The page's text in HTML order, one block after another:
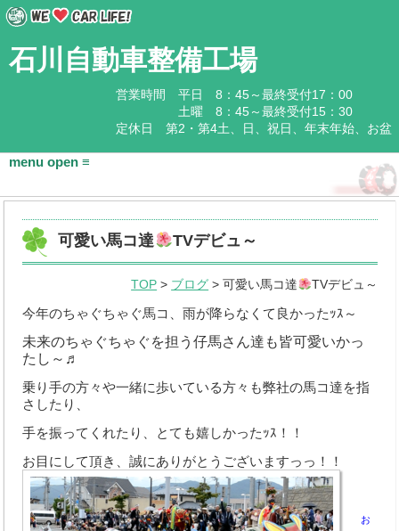
石川自動車整備工場
営業時間 平日 8：45～最終受付17：00
土曜 8：45～最終受付15：30
定休日 第2・第4土、日、祝日、年末年始、お盆
会社概要
アクセス
石川企業グループ
取扱商品
取扱商品
お支払い方法
取扱パーツメーカー
可愛い馬コ達 TVデビュ～
TOP > ブログ > 可愛い馬コ達 TVデビュ～
今年のちゃぐちゃぐ馬コ、雨が降らなくて良かったｯｽ～
未来のちゃぐちゃぐを担う仔馬さん達も皆可愛いかっ
たし～♬
乗り手の方々や一緒に歩いている方々も弊社の馬コ達を指
さしたり、
手を振ってくれたり、とても嬉しかったｯｽ！！
お目にして頂き、誠にありがとうございますっっ！！
お